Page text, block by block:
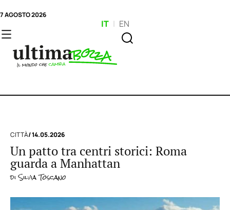
7 AGOSTO 2026
IT | EN
CITTÀ/ 14.05.2026
Un patto tra centri storici: Roma
guarda a Manhattan
diSilvia Toscano